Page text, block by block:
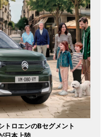
トロエンのBセグメント